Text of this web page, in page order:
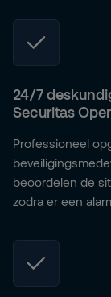
24/7
Securitas
Professioneel
beoordelen de
zodra er een